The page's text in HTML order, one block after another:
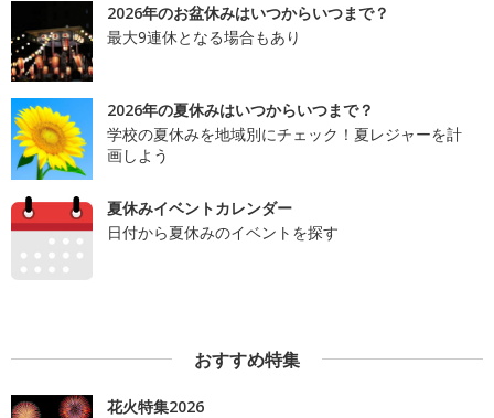
2026年のお盆休みはいつからいつまで？
最大9連休となる場合もあり
2026年の夏休みはいつからいつまで？
学校の夏休みを地域別にチェック！夏レジャーを計
画しよう
夏休みイベントカレンダー
日付から夏休みのイベントを探す
おすすめ特集
花火特集2026